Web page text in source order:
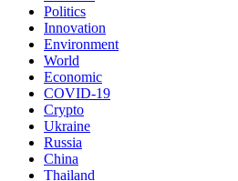
Politics
Innovation
Environment
World
Economic
COVID-19
Crypto
Ukraine
Russia
China
Thailand